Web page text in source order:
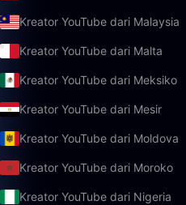
Kreator YouTube dari Malaysia
Kreator YouTube dari Malta
Kreator YouTube dari Meksiko
Kreator YouTube dari Mesir
Kreator YouTube dari Moldova
Kreator YouTube dari Moroko
Kreator YouTube dari Nigeria